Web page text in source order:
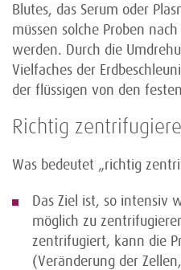
Blutes, das Serum oder
müssen solche Proben
werden. Durch die
Vielfaches der
der flüssigen von den
Richtig
Was bedeutet „richtig
Das Ziel ist, so intensiv
möglich zu
zentrifugiert, kann die
(Veränderung der